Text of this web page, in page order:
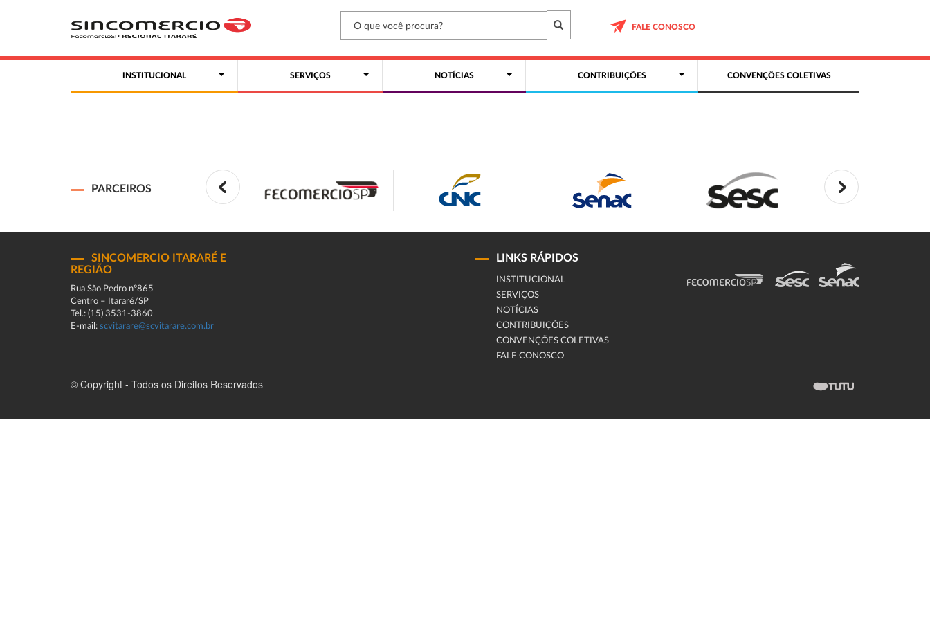
FALE CONOSCO
INSTITUCIONAL SERVIÇOS NOTÍCIAS CONTRIBUIÇÕES CONVENÇÕES COLETIVAS
PARCEIROS
SINCOMERCIO ITARARÉ E
REGIÃO
Rua São Pedro n°865
Centro – Itararé/SP
Tel.: (15) 3531-3860
E-mail: scvitarare@scvitarare.com.br
LINKS RÁPIDOS
INSTITUCIONAL
SERVIÇOS
NOTÍCIAS
CONTRIBUIÇÕES
CONVENÇÕES COLETIVAS
FALE CONOSCO
© Copyright - Todos os Direitos Reservados